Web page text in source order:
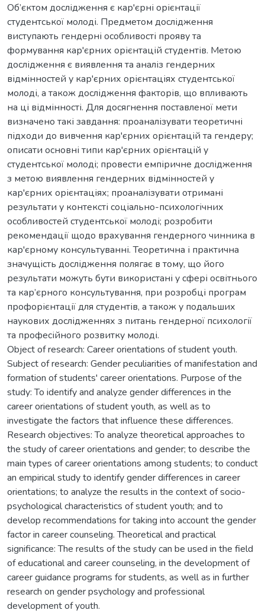
Об’єктом дослідження є кар'єрні орієнтації
студентської молоді. Предметом дослідження
виступають гендерні особливості прояву та
формування кар'єрних орієнтацій студентів. Метою
дослідження є виявлення та аналіз гендерних
відмінностей у кар'єрних орієнтаціях студентської
молоді, а також дослідження факторів, що впливають
на ці відмінності. Для досягнення поставленої мети
визначено такі завдання: проаналізувати теоретичні
підходи до вивчення кар'єрних орієнтацій та гендеру;
описати основні типи кар'єрних орієнтацій у
студентської молоді; провести емпіричне дослідження
з метою виявлення гендерних відмінностей у
кар'єрних орієнтаціях; проаналізувати отримані
результати у контексті соціально-психологічних
особливостей студентської молоді; розробити
рекомендації щодо врахування гендерного чинника в
кар'єрному консультуванні. Теоретична і практична
значущість дослідження полягає в тому, що його
результати можуть бути використані у сфері освітнього
та кар’єрного консультування, при розробці програм
профорієнтації для студентів, а також у подальших
наукових дослідженнях з питань гендерної психології
та професійного розвитку молоді.
Object of research: Career orientations of student youth.
Subject of research: Gender peculiarities of manifestation and
formation of students' career orientations. Purpose of the
study: To identify and analyze gender differences in the
career orientations of student youth, as well as to
investigate the factors that influence these differences.
Research objectives: To analyze theoretical approaches to
the study of career orientations and gender; to describe the
main types of career orientations among students; to conduct
an empirical study to identify gender differences in career
orientations; to analyze the results in the context of socio-
psychological characteristics of student youth; and to
develop recommendations for taking into account the gender
factor in career counseling. Theoretical and practical
significance: The results of the study can be used in the field
of educational and career counseling, in the development of
career guidance programs for students, as well as in further
research on gender psychology and professional
development of youth.